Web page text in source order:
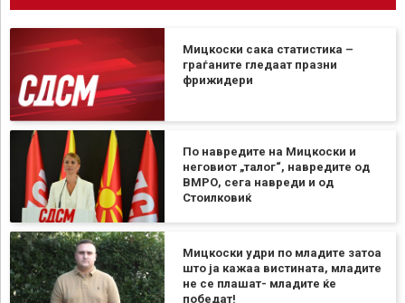
Мицкоски сака статистика –
граѓаните гледаат празни
фрижидери
По навредите на Мицкоски и
неговиот „талог“, навредите од
ВМРО, сега навреди и од
Стоилковиќ
Мицкоски удри по младите затоа
што ја кажаа вистината, младите
не се плашат- младите ќе
победат!